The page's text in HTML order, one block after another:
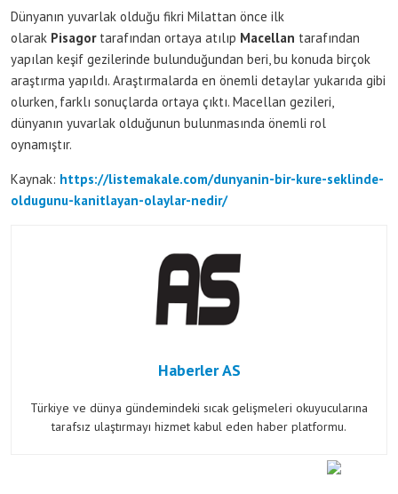
Dünyanın yuvarlak olduğu fikri Milattan önce ilk
olarak Pisagortarafından ortaya atılıp Macellan tarafından
yapılan keşif gezilerinde bulunduğundan beri, bu konuda birçok
araştırma yapıldı. Araştırmalarda en önemli detaylar yukarıda gibi
olurken, farklı sonuçlarda ortaya çıktı. Macellan gezileri,
dünyanın yuvarlak olduğunun bulunmasında önemli rol
oynamıştır.
Kaynak: https://listemakale.com/dunyanin-bir-kure-seklinde-
oldugunu-kanitlayan-olaylar-nedir/
Haberler AS
Türkiye ve dünya gündemindeki sıcak gelişmeleri okuyucularına
tarafsız ulaştırmayı hizmet kabul eden haber platformu.